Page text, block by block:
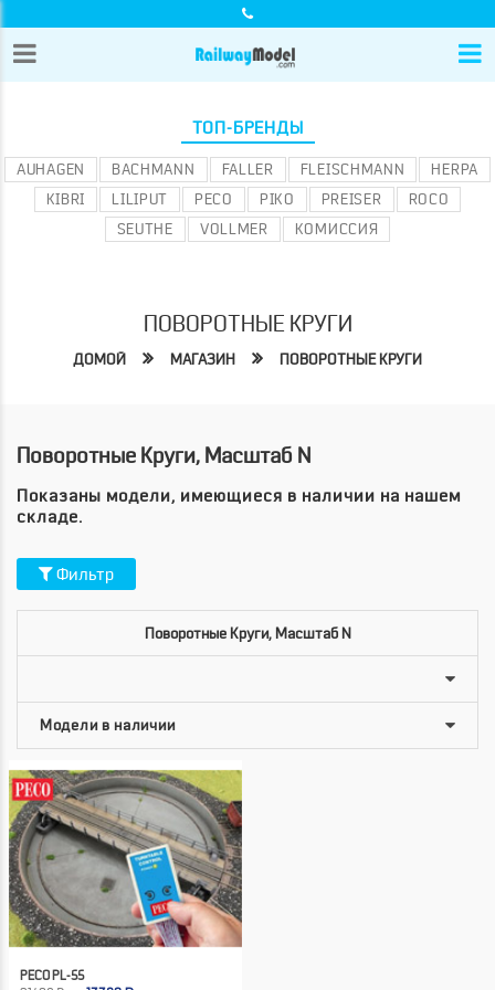
ТОП-БРЕНДЫ
AUHAGEN BACHMANN FALLER FLEISCHMANN
HERPA
KIBRI
LILIPUT PECO PIKO PREISER
ROCO
SEUTHE
VOLLMER КОМИССИЯ
ПОВОРОТНЫЕ КРУГИ
ДОМОЙ МАГАЗИН ПОВОРОТНЫЕ КРУГИ
Поворотные Круги, Масштаб N
Показаны модели, имеющиеся в наличии на нашем
складе.
Фильтр
Поворотные Круги, Масштаб N
PECO PL-55